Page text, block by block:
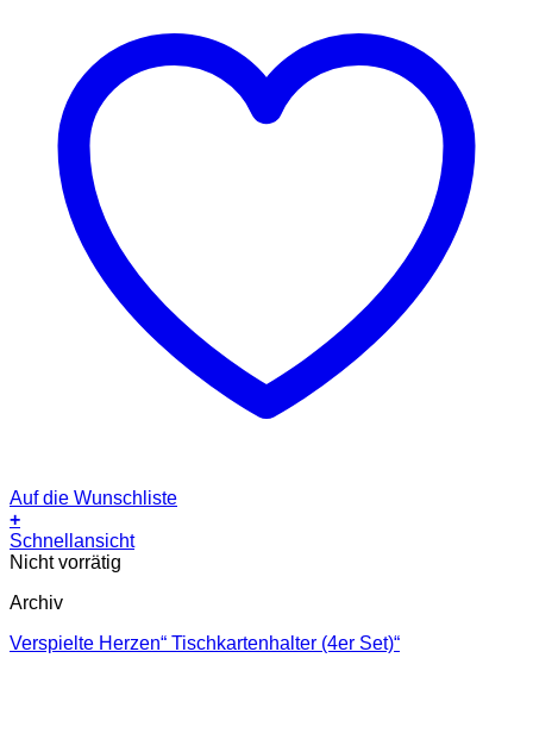
Auf die Wunschliste
+
Schnellansicht
Nicht vorrätig
Archiv
Verspielte Herzen“ Tischkartenhalter (4er Set)“